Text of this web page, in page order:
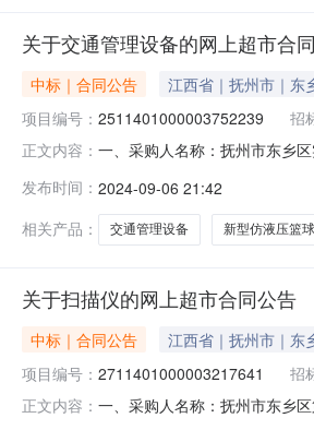
关于交通管理设备的网上超市合
中标｜合同公告 江西省｜抚州市｜东
项目编号： 2511401000003752239 招
正文内容： 一、采购人名称：抚州市东乡
车场热熔标线无品牌无型号米
发布时间： 2024-09-06 21:42
相关产品：
交通管理设备 新型仿液压篮
关于扫描仪的网上超市合同公告
中标｜合同公告 江西省｜抚州市｜东
项目编号： 2711401000003217641 招
正文内容： 一、采购人名称：抚州市东乡